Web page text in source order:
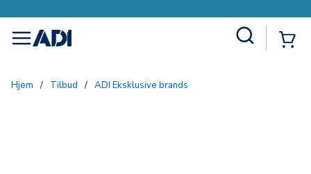
menu
Hjem / Tilbud / ADI Eksklusive brands